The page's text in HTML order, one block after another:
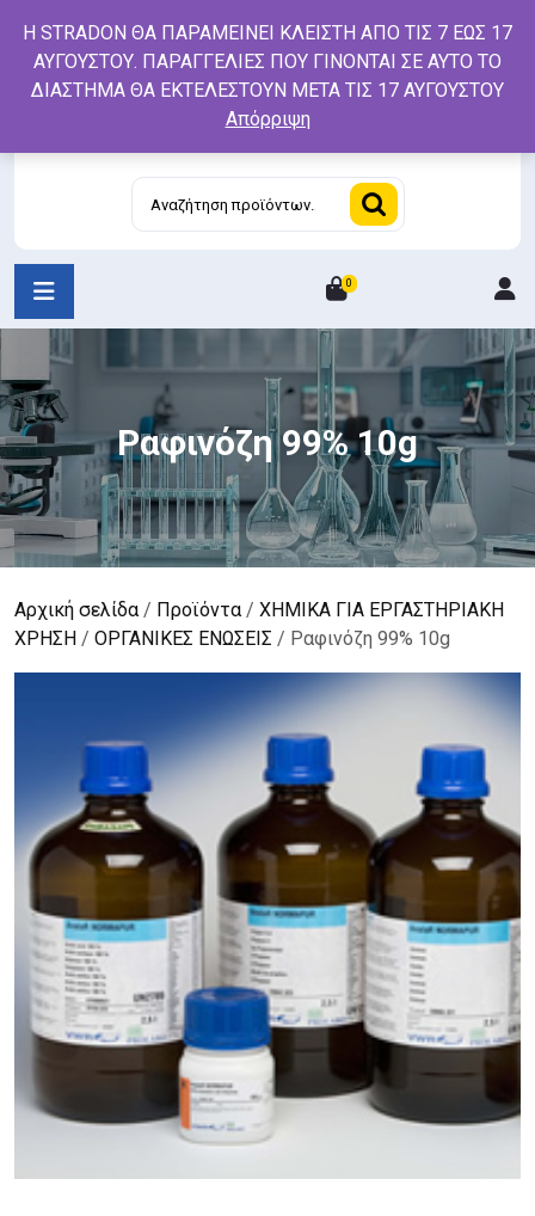
content
Αναζήτηση
0
Ραφινόζη 99% 10g
Αρχική σελίδα/ Προϊόντα/ ΧΗΜΙΚΑ ΓΙΑ ΕΡΓΑΣΤΗΡΙΑΚΗ
ΧΡΗΣΗ / ΟΡΓΑΝΙΚΕΣ ΕΝΩΣΕΙΣ / Ραφινόζη 99% 10g
Η STRADON ΘΑ ΠΑΡΑΜΕΙΝΕΙ ΚΛΕΙΣΤΗ ΑΠΟ ΤΙΣ 7 ΕΩΣ 17
ΑΥΓΟΥΣΤΟΥ. ΠΑΡΑΓΓΕΛΙΕΣ ΠΟΥ ΓΙΝΟΝΤΑΙ ΣΕ ΑΥΤΟ ΤΟ
ΔΙΑΣΤΗΜΑ ΘΑ ΕΚΤΕΛΕΣΤΟΥΝ ΜΕΤΑ ΤΙΣ 17 ΑΥΓΟΥΣΤΟΥ
Απόρριψη